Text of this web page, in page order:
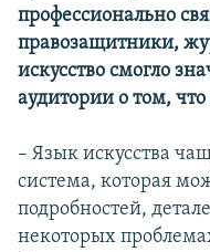
профессионально
правозащитники,
искусство смогло
аудитории о том,
– Язык искусства
система, которая
подробностей,
некоторых